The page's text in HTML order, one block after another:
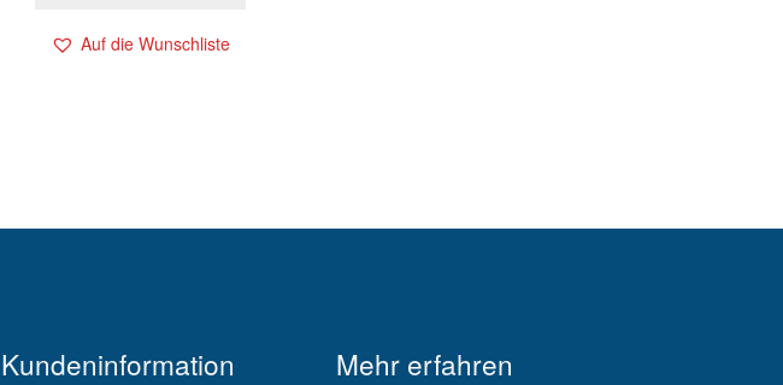
Auf die Wunschliste
Kundeninformation Mehr erfahren